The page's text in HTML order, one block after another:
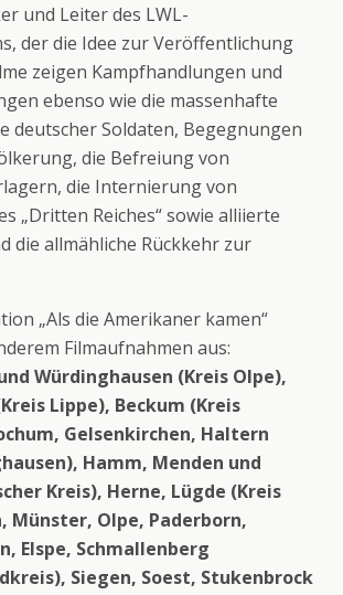
und Leiter des LWL-
der die Idee zur Veröffentlichung
zeigen Kampfhandlungen und
ebenso wie die massenhafte
deutscher Soldaten, Begegnungen
die Befreiung von
die Internierung von
„Dritten Reiches“ sowie alliierte
die allmähliche Rückkehr zur
„Als die Amerikaner kamen“
Filmaufnahmen aus:
Würdinghausen (Kreis Olpe),
Lippe), Beckum (Kreis
Gelsenkirchen, Haltern
Hamm, Menden und
Kreis), Herne, Lügde (Kreis
Münster, Olpe, Paderborn,
Elspe, Schmallenberg
Siegen, Soest, Stukenbrock